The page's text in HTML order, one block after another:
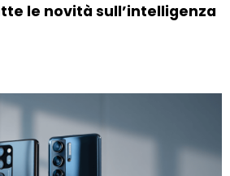
le novità sull’intelligenza